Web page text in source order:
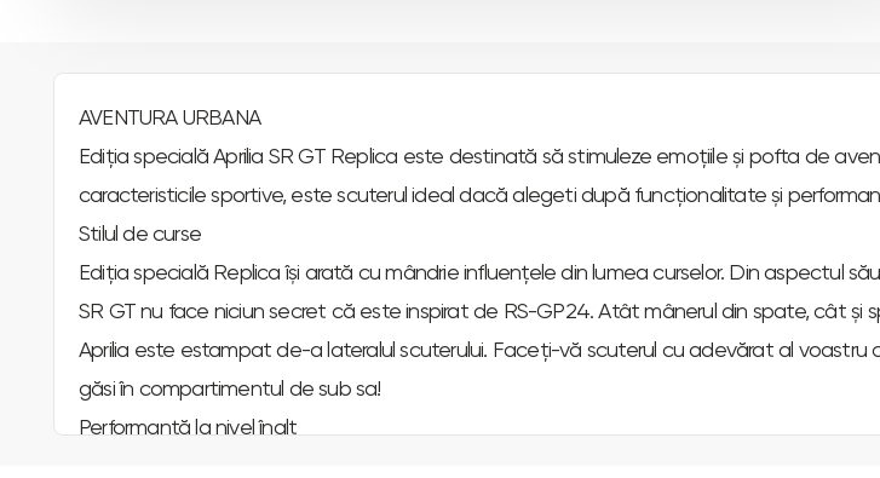
AVENTURA URBANA
Ediția specială Aprilia SR GT Replica este destinată să stimuleze emoțiile și pofta de
caracteristicile sportive, este scuterul ideal dacă alegeti după funcționalitate și
Stilul de curse
Ediția specială Replica își arată cu mândrie influențele din lumea curselor. Din aspectul
SR GT nu face niciun secret că este inspirat de RS-GP24. Atât mânerul din spate, cât
Aprilia este estampat de-a lateralul scuterului. Faceți-vă scuterul cu adevărat al
găsi în compartimentul de sub sa!
Performanță la nivel înalt